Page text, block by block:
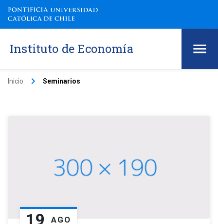
Instituto de Economía
Inicio keyboard_arrow_right Seminarios
19 AGO